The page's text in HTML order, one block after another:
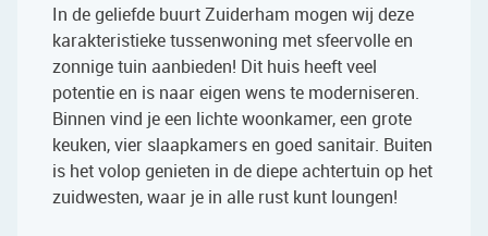
In de geliefde buurt Zuiderham mogen wij deze
karakteristieke tussenwoning met sfeervolle en
zonnige tuin aanbieden! Dit huis heeft veel
potentie en is naar eigen wens te moderniseren.
Binnen vind je een lichte woonkamer, een grote
keuken, vier slaapkamers en goed sanitair. Buiten
is het volop genieten in de diepe achtertuin op het
zuidwesten, waar je in alle rust kunt loungen!